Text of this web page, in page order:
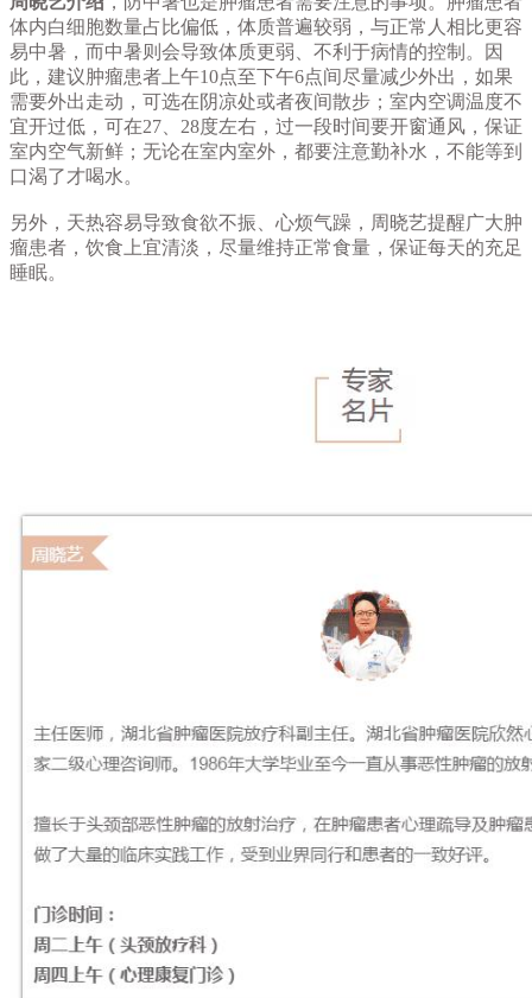
体内白细胞数量占比偏低，体质普遍较弱，与正常人相比更容
易中暑，而中暑则会导致体质更弱、不利于病情的控制。因
此，建议肿瘤患者上午10点至下午6点间尽量减少外出，如果
需要外出走动，可选在阴凉处或者夜间散步；室内空调温度不
宜开过低，可在27、28度左右，过一段时间要开窗通风，保证
室内空气新鲜；无论在室内室外，都要注意勤补水，不能等到
口渴了才喝水。
另外，天热容易导致食欲不振、心烦气躁，周晓艺提醒广大肿
瘤患者，饮食上宜清淡，尽量维持正常食量，保证每天的充足
睡眠。